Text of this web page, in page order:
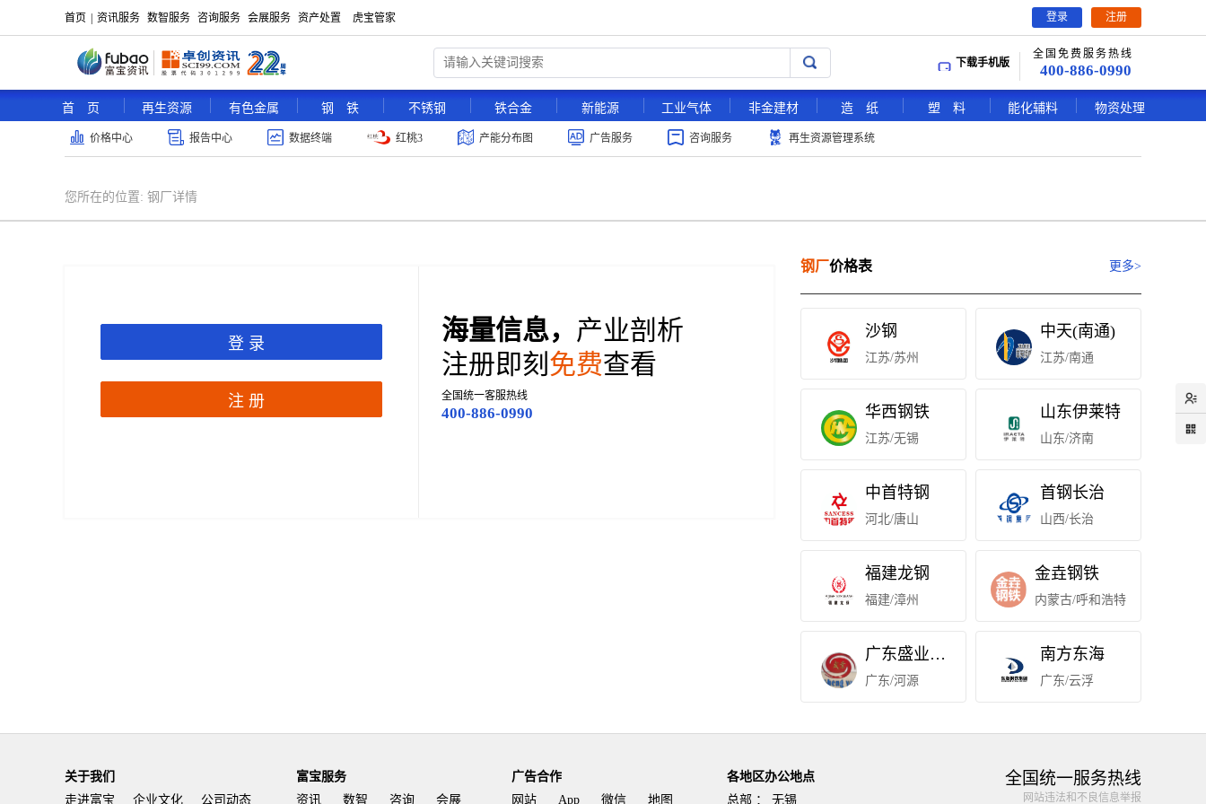
首页 资讯服务 数智服务 咨询服务 会展服务 资产处置 虎宝管家 注册
登录
下载手机版
全国免费服务热线
400-886-0990
首 页 再生资源 有色金属 钢 铁 不锈钢 铁合金 新能源 工业气体 非金建材 造 纸 塑 料 能化辅料 物资处理
价格中心 报告中心 数据终端 红桃3 产能分布图 广告服务 咨询服务 再生资源管理系统
您所在的位置: 钢厂详情
海量信息， 产业剖析
注册即刻 免费查看
全国统一客服热线
400-886-0990
钢厂价格表 更多>
沙钢
江苏/苏州
中天(南通)
江苏/南通
华西钢铁
江苏/无锡
山东伊莱特
山东/济南
中首特钢
河北/唐山
首钢长治
山西/长治
福建龙钢
福建/漳州
金垚钢铁
内蒙古/呼和浩特
广东盛业钢铁
广东/河源
南方东海
广东/云浮
关于我们
走进富宝
企业文化 公司动态
富宝服务
资讯
数智 咨询 会展
广告合作
网站
App 微信 地图
各地区办公地点
总部 ： 无锡
全国统一服务热线
网站违法和不良信息举报